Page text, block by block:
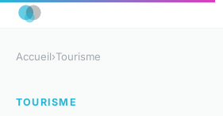
Accueil›Tourisme
TOURISME